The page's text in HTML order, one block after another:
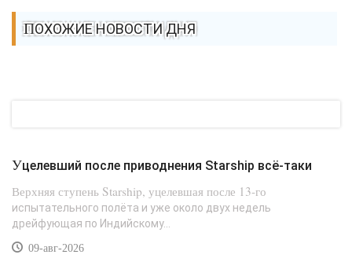
ПОХОЖИЕ НОВОСТИ ДНЯ
Уцелевший после приводнения Starship всё-таки
Верхняя ступень Starship, уцелевшая после 13-го
испытательного полёта и уже около двух недель
дрейфующая по Индийскому...
09-авг-2026